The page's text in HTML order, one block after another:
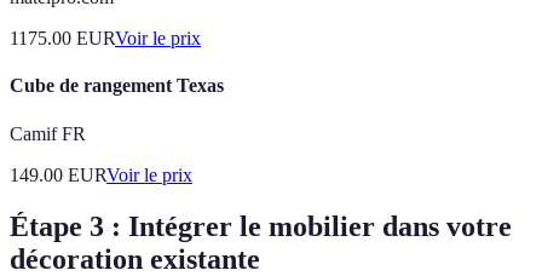
1175.00 EURVoir le prix
Cube de rangement Texas
Camif FR
149.00 EURVoir le prix
Étape 3 : Intégrer le mobilier dans votre
décoration existante